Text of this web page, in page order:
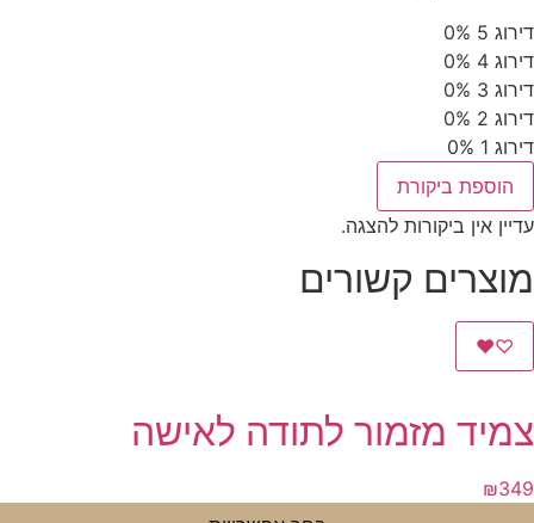
דירוג 5
0%
דירוג 4
0%
דירוג 3
0%
דירוג 2
0%
דירוג 1
0%
הוספת ביקורת
עדיין אין ביקורות להצגה.
מוצרים קשורים
♡
♥
צמיד מזמור לתודה לאישה
₪349